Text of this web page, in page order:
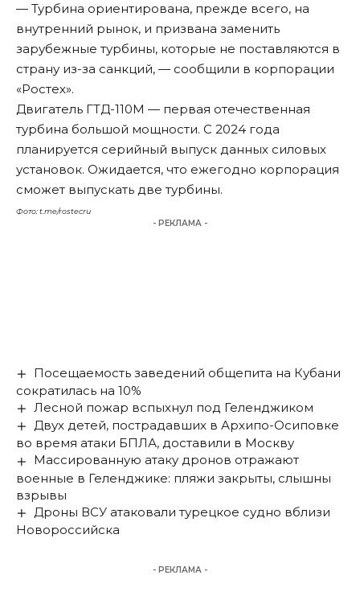
— Турбина ориентирована, прежде всего, на
внутренний рынок, и призвана заменить
зарубежные турбины, которые не поставляются в
страну из-за санкций, — сообщили в корпорации
«Ростех».
Двигатель ГТД-110М — первая отечественная
турбина большой мощности. С 2024 года
планируется серийный выпуск данных силовых
установок. Ожидается, что ежегодно корпорация
сможет выпускать две турбины.
Фото: t.me/rostecru
- РЕКЛАМА -
Посещаемость заведений общепита на Кубани
сократилась на 10%
Лесной пожар вспыхнул под Геленджиком
Двух детей, пострадавших в Архипо-Осиповке
во время атаки БПЛА, доставили в Москву
Массированную атаку дронов отражают
военные в Геленджике: пляжи закрыты, слышны
взрывы
Дроны ВСУ атаковали турецкое судно вблизи
Новороссийска
- РЕКЛАМА -